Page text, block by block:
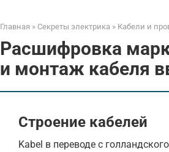
Главная » Секреты электрика » Кабели и
Расшифровка
и монтаж кабеля
Строение кабелей
Kabel в переводе с